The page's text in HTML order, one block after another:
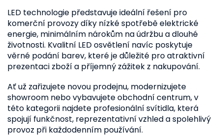
LED technologie představuje ideální řešení pro
komerční provozy díky nízké spotřebě elektrické
energie, minimálním nárokům na údržbu a dlouhé
životnosti. Kvalitní LED osvětlení navíc poskytuje
věrné podání barev, které je důležité pro atraktivní
prezentaci zboží a příjemný zážitek z nakupování.
Ať už zařizujete novou prodejnu, modernizujete
showroom nebo vybavujete obchodní centrum, v
této kategorii najdete profesionální svítidla, která
spojují funkčnost, reprezentativní vzhled a spolehlivý
provoz při každodenním používání.